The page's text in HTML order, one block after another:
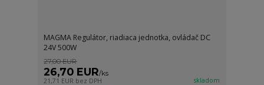
MAGMA Regulátor, riadiaca jednotka, ovládač DC
24V 500W
27,00 EUR
26,70 EUR/ks
21,71 EUR bez DPH skladom